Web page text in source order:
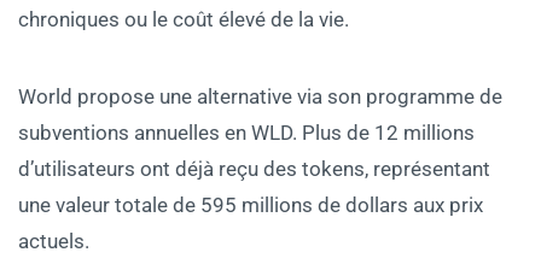
chroniques ou le coût élevé de la vie.
World propose une alternative via son programme de
subventions annuelles en WLD. Plus de 12 millions
d’utilisateurs ont déjà reçu des tokens, représentant
une valeur totale de 595 millions de dollars aux prix
actuels.